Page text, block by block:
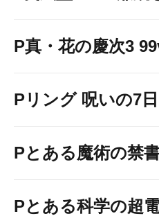
P真・花の慶次3
Pリング 呪いの7
Pとある魔術の禁
Pとある科学の超